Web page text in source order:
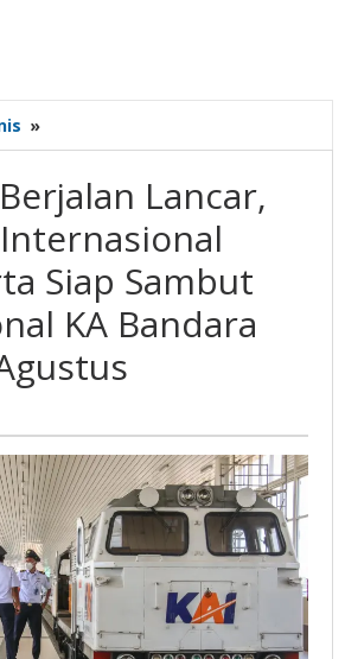
»
Coba
Lancar,
Bandara
Internasional
Yogyakarta
Siap
Sambut
KA
Agustus
Lancar,
Siap Sambut
KA Bandara